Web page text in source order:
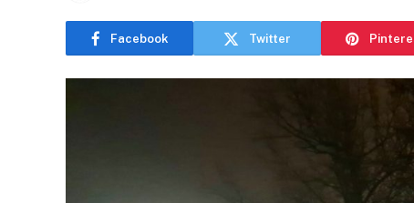
Facebook Twitter